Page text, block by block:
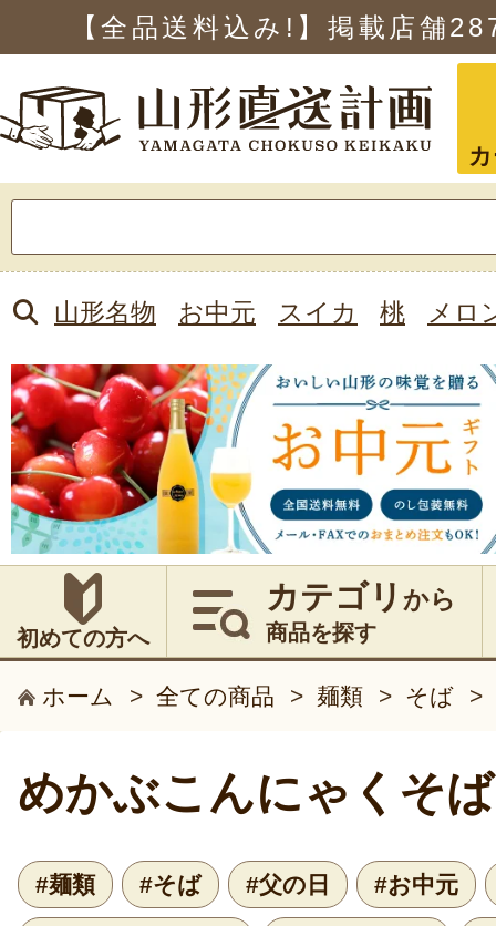
【全品送料込み!】掲載店舗
索:
山形名物 お中元 スイカ 桃 メロ
初めての方へ
カテゴリ から
商品を探す
ホーム > 全ての商品 > 麺類 > そば >
めかぶこんにゃくそ
#麺類 #そば #父の日 #お中元